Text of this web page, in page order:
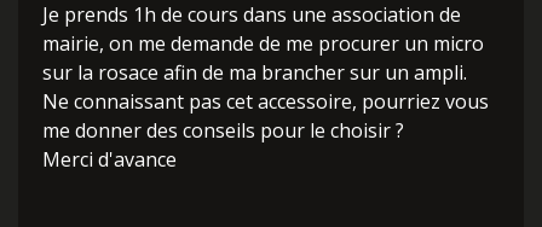
Je prends 1h de cours dans une association de
mairie, on me demande de me procurer un micro
sur la rosace afin de ma brancher sur un ampli.
Ne connaissant pas cet accessoire, pourriez vous
me donner des conseils pour le choisir ?
Merci d'avance